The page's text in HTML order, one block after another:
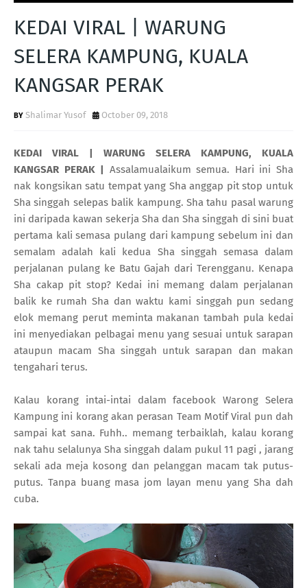
KEDAI VIRAL | WARUNG
SELERA KAMPUNG, KUALA
KANGSAR PERAK
Shalimar Yusof October 09, 2018
KEDAI VIRAL | WARUNG SELERA KAMPUNG, KUALA
KANGSAR PERAK | Assalamualaikum semua. Hari ini Sha
nak kongsikan satu tempat yang Sha anggap pit stop untuk
Sha singgah selepas balik kampung. Sha tahu pasal warung
ini daripada kawan sekerja Sha dan Sha singgah di sini buat
pertama kali semasa pulang dari kampung sebelum ini dan
semalam adalah kali kedua Sha singgah semasa dalam
perjalanan pulang ke Batu Gajah dari Terengganu. Kenapa
Sha cakap pit stop? Kedai ini memang dalam perjalanan
balik ke rumah Sha dan waktu kami singgah pun sedang
elok memang perut meminta makanan tambah pula kedai
ini menyediakan pelbagai menu yang sesuai untuk sarapan
ataupun macam Sha singgah untuk sarapan dan makan
tengahari terus.
Kalau korang intai-intai dalam facebook Warong Selera
Kampung ini korang akan perasan Team Motif Viral pun dah
sampai kat sana. Fuhh.. memang terbaiklah, kalau korang
nak tahu selalunya Sha singgah dalam pukul 11 pagi , jarang
sekali ada meja kosong dan pelanggan macam tak putus-
putus. Tanpa buang masa jom layan menu yang Sha dah
cuba.